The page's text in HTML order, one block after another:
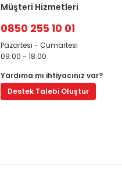
Müşteri Hizmetleri
0850 255 10 01
Pazartesi - Cumartesi
09:00 - 18:00
Yardıma mı ihtiyacınız var?
Destek Talebi Oluştur